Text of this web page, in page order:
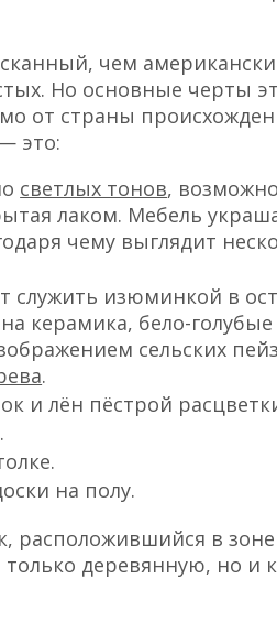
чем
Но основные черты
от страны
это:
светлых тонов,
лаком. Мебель
чему выглядит
служить изюминкой в
керамика, бело-
сельских
.
и лён пёстрой
на полу.
расположившийся в
деревянную, но и